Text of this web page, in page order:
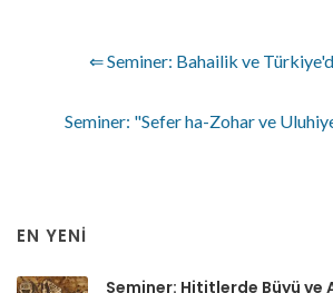
⇐ Seminer: Bahailik ve
Seminer: "Sefer ha-Zohar ve
EN YENI
Seminer: Hititlerde Büyü ve